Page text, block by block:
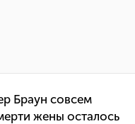
Браун совсем
жены осталось